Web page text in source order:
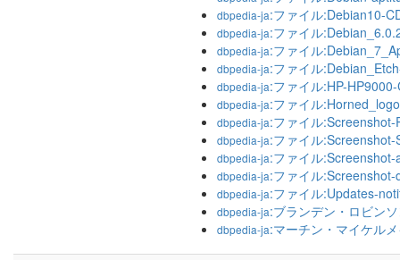
dbpedia-ja:ファイル:Debian10-
dbpedia-ja:ファイル
dbpedia-ja:ファイル
dbpedia-ja:ファイル
dbpedia-ja:ファイル:HP-
dbpedia-ja:ファイル
dbpedia-ja:ファイル
dbpedia-ja:ファイル
dbpedia-ja:ファイル
dbpedia-ja:ファイル
dbpedia-ja:ファイル:Updates-
dbpedia-ja:ブランデン・ロビン
dbpedia-ja:マーチン・マイケル